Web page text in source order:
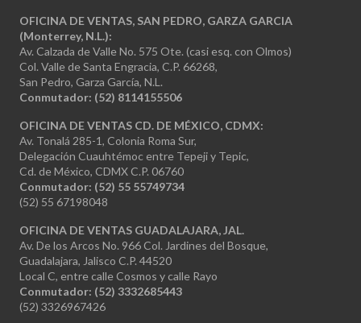
OFICINA DE VENTAS, SAN PEDRO, GARZA GARCIA
(Monterrey, N.L.):
Av. Calzada de Valle No. 575 Ote. (casi esq. con Olmos)
Col. Valle de Santa Engracia, C.P. 66268,
San Pedro, Garza García, N.L.
Conmutador: (52) 8114155506
OFICINA DE VENTAS CD. DE MÉXICO, CDMX:
Av. Tonalá 285-1, Colonia Roma Sur,
Delegación Cuauhtémoc entre Tepeji y Tepic,
Cd. de México, CDMX C.P. 06760
Conmutador: (52) 55 55749734
(52) 55 67198048
OFICINA DE VENTAS GUADALAJARA, JAL.
Av. De los Arcos No. 966 Col. Jardines del Bosque,
Guadalajara, Jalisco C.P. 44520
Local C, entre calle Cosmos y calle Rayo
Conmutador: (52) 3332685443
(52) 3326967426